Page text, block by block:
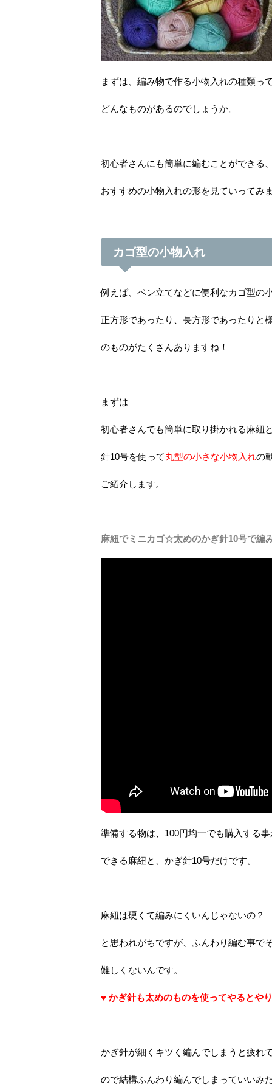
まずは、編み物で作る小物入れの種類っ
どんなものがあるのでしょうか。
初心者さんにも簡単に編むことができる
おすすめの小物入れの形を見ていってみ
カゴ型の小物入れ
例えば、ペン立てなどに便利なカゴ型の
正方形であったり、長方形であったりと
のものがたくさんありますね！
まずは
初心者さんでも簡単に取り掛かれる麻紐
針10号を使って丸型の小さな小物入れの
ご紹介します。
麻紐でミニカゴ☆太めのかぎ針10号で編
準備する物は、100円均一でも購入する事
できる麻紐と、かぎ針10号だけです。
麻紐は硬くて編みにくいんじゃないの？
と思われがちですが、ふんわり編む事で
難しくないんです。
♥ かぎ針も太めのものを使ってやるとや
かぎ針が細くキツく編んでしまうと疲れ
ので結構ふんわり編んでしまっていいみ